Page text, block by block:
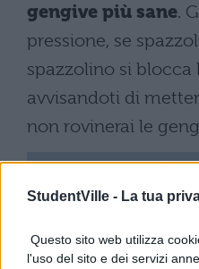
StudentVille - La tua
Questo sito web utilizza
l'uso del sito e dei servizi
gengive più sane.
pressione, se
spazzolino si blocca
avvisandoti di
non rovinerai le